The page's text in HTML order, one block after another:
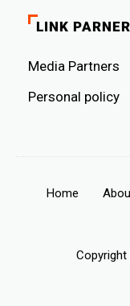
LINK
Media Partners
Personal policy
Home